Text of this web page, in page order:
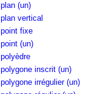
plan (un)
plan vertical
point fixe
point (un)
polyèdre
polygone inscrit (un)
polygone irrégulier (un)